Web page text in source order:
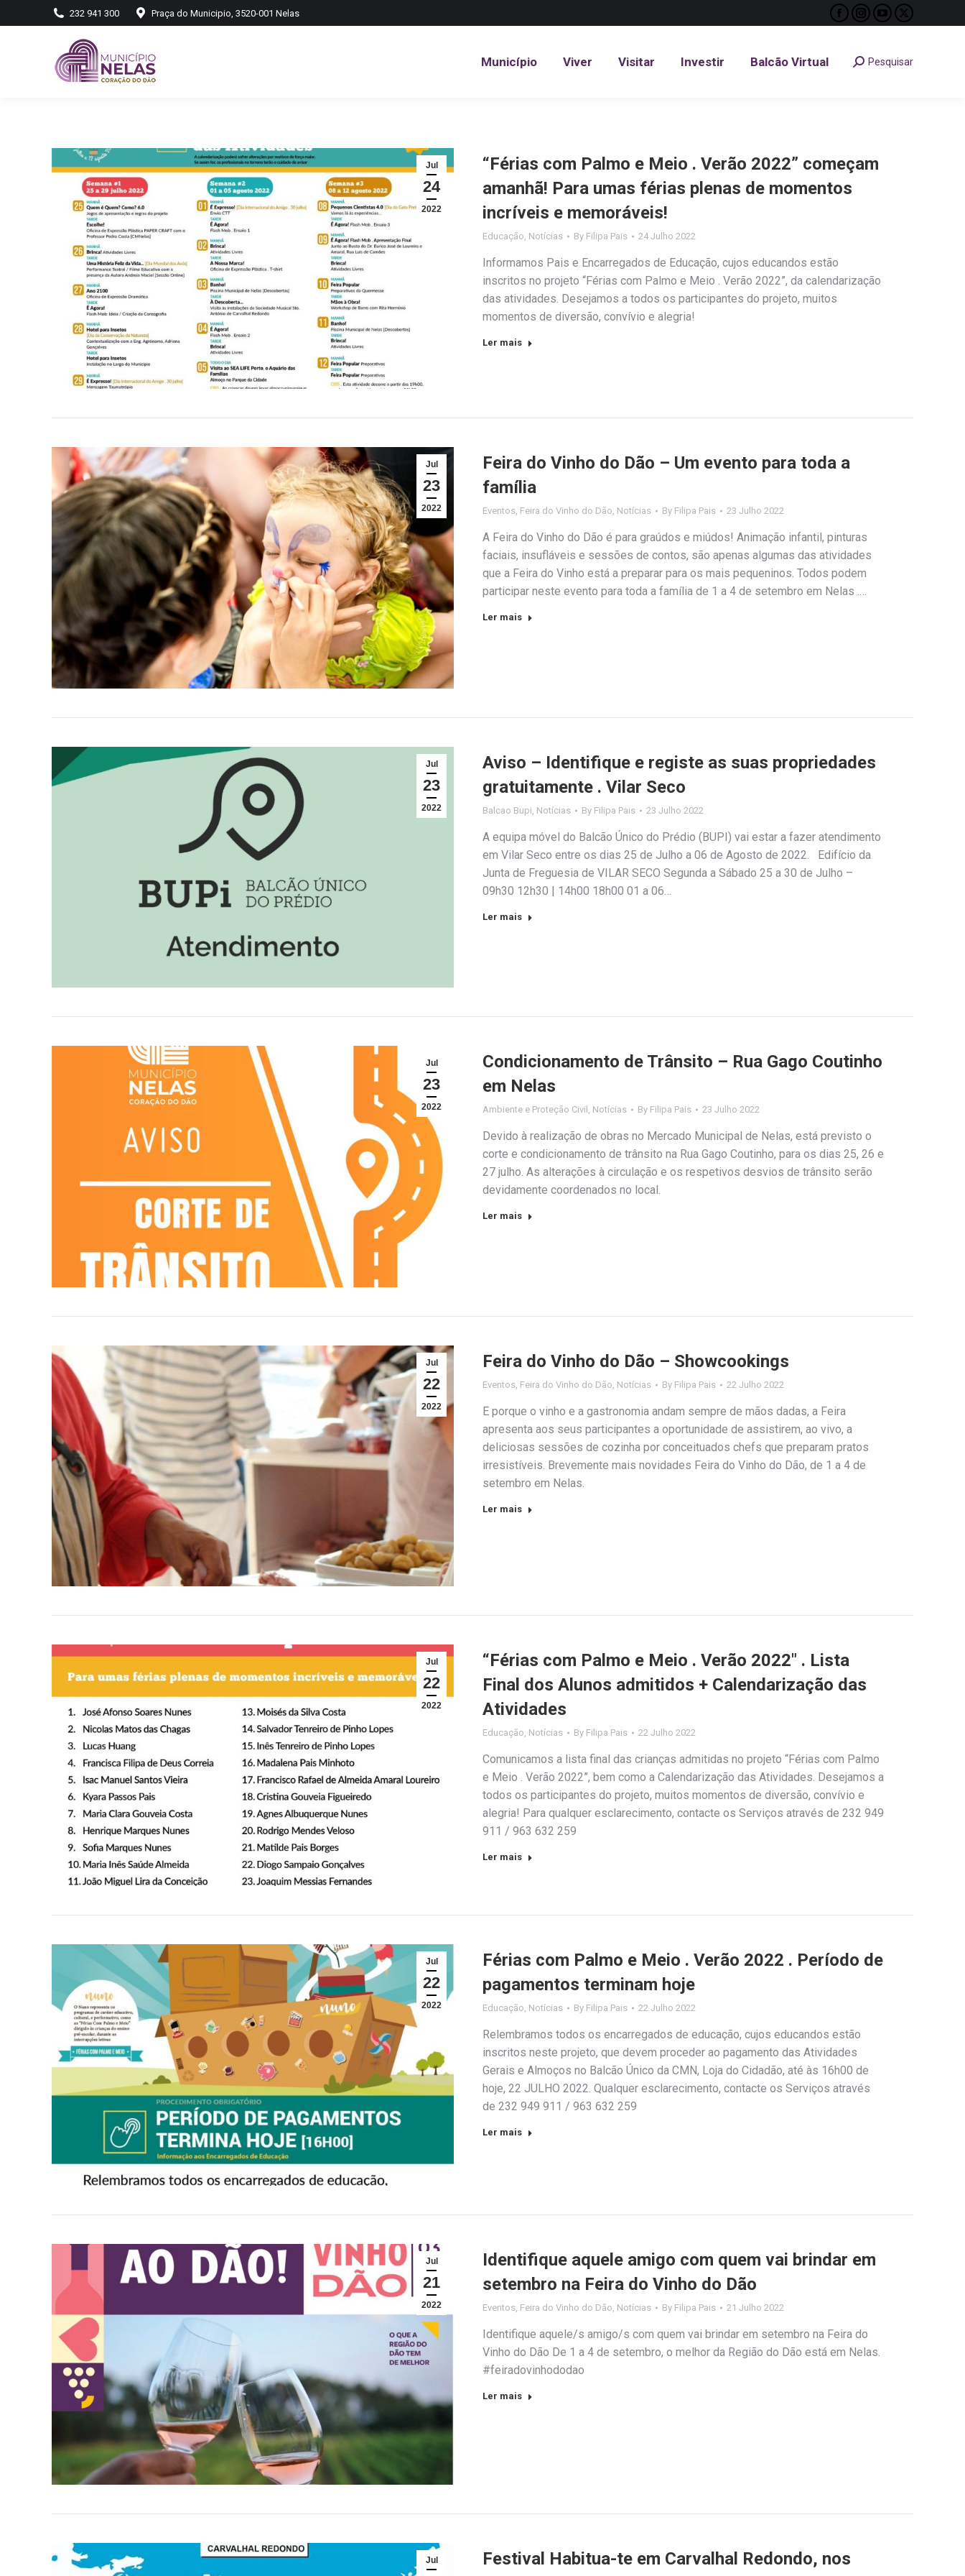
232 941 300 Praça do Municipio, 3520-001 Nelas
Facebook
opens
Instagram
opens
YouTube
opens
X
opens
Município Viver Visitar Investir Balcão Virtual Search:Pesquisar
Jul
24
2022
“Férias com Palmo e Meio . Verão 2022” começam
amanhã! Para umas férias plenas de momentos
incríveis e memoráveis!
Educação, Notícias By Filipa Pais 24 Julho 2022
Informamos Pais e Encarregados de Educação, cujos educandos estão
inscritos no projeto “Férias com Palmo e Meio . Verão 2022”, da calendarização
das atividades. Desejamos a todos os participantes do projeto, muitos
momentos de diversão, convívio e alegria!
Ler mais
Jul
23
2022
Feira do Vinho do Dão – Um evento para toda a
família
Eventos, Feira do Vinho do Dão, Notícias By Filipa Pais 23 Julho 2022
A Feira do Vinho do Dão é para graúdos e miúdos! Animação infantil, pinturas
faciais, insufláveis e sessões de contos, são apenas algumas das atividades
que a Feira do Vinho está a preparar para os mais pequeninos. Todos podem
participar neste evento para toda a família de 1 a 4 de setembro em Nelas .…
Ler mais
Jul
23
2022
Aviso – Identifique e registe as suas propriedades
gratuitamente . Vilar Seco
Balcao Bupi Notícias By Filipa Pais 23 Julho 2022
A equipa móvel do Balcão Único do Prédio (BUPI) vai estar a fazer atendimento
em Vilar Seco entre os dias 25 de Julho a 06 de Agosto de 2022. Edifício da
Junta de Freguesia de VILAR SECO Segunda a Sábado 25 a 30 de Julho –
09h30 12h30 | 14h00 18h00 01 a 06…
Ler mais
Jul
23
2022
Condicionamento de Trânsito – Rua Gago Coutinho
em Nelas
Ambiente e Proteção Civil , Notícias By Filipa Pais 23 Julho 2022
Devido à realização de obras no Mercado Municipal de Nelas, está previsto o
corte e condicionamento de trânsito na Rua Gago Coutinho, para os dias 25, 26 e
27 julho. As alterações à circulação e os respetivos desvios de trânsito serão
devidamente coordenados no local.
Ler mais
Jul
22
2022
Feira do Vinho do Dão – Showcookings
Eventos Feira do Vinho do Dão Notícias By Filipa Pais 22 Julho 2022
E porque o vinho e a gastronomia andam sempre de mãos dadas, a Feira
apresenta aos seus participantes a oportunidade de assistirem, ao vivo, a
deliciosas sessões de cozinha por conceituados chefs que preparam pratos
irresistíveis. Brevemente mais novidades Feira do Vinho do Dão, de 1 a 4 de
setembro em Nelas.
Ler mais
Jul
22
2022
“Férias com Palmo e Meio . Verão 2022″ . Lista
Final dos Alunos admitidos + Calendarização das
Atividades
Educação, Notícias By Filipa Pais 22 Julho 2022
Comunicamos a lista final das crianças admitidas no projeto “Férias com Palmo
e Meio . Verão 2022”, bem como a Calendarização das Atividades. Desejamos a
todos os participantes do projeto, muitos momentos de diversão, convívio e
alegria! Para qualquer esclarecimento, contacte os Serviços através de 232 949
911 / 963 632 259
Ler mais
Jul
22
2022
Férias com Palmo e Meio . Verão 2022 . Período de
pagamentos terminam hoje
Educação Notícias By Filipa Pais 22 Julho 2022
Relembramos todos os encarregados de educação, cujos educandos estão
inscritos neste projeto, que devem proceder ao pagamento das Atividades
Gerais e Almoços no Balcão Único da CMN, Loja do Cidadão, até às 16h00 de
hoje, 22 JULHO 2022. Qualquer esclarecimento, contacte os Serviços através
de 232 949 911 / 963 632 259
Ler mais
Jul
21
2022
Identifique aquele amigo com quem vai brindar em
setembro na Feira do Vinho do Dão
Eventos, Feira do Vinho do Dão, Notícias By Filipa Pais 21 Julho 2022
Identifique aquele/s amigo/s com quem vai brindar em setembro na Feira do
Vinho do Dão De 1 a 4 de setembro, o melhor da Região do Dão está em Nelas.
#feiradovinhododao
Ler mais
Jul
Festival Habitua-te em Carvalhal Redondo, nos
Município Viver Visitar Investir Balcão Virtual Search:
Pesquisar